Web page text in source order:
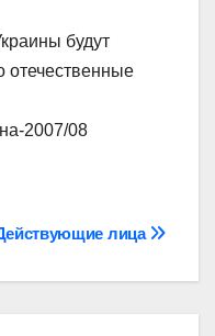
будут
отечественные
2007/08
лица